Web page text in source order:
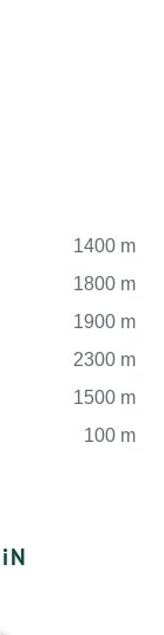
1400 m
1800 m
1900 m
2300 m
1500 m
100 m
iN